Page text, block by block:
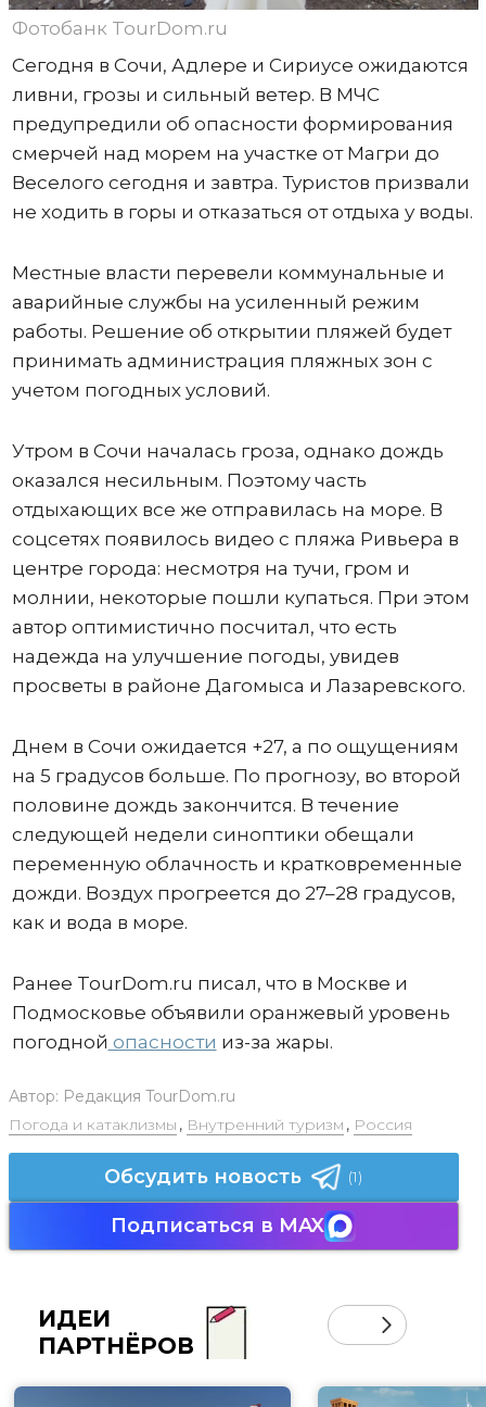
Фотобанк TourDom.ru
Сегодня в Сочи, Адлере и Сириусе ожидаются
ливни, грозы и сильный ветер. В МЧС
предупредили об опасности формирования
смерчей над морем на участке от Магри до
Веселого сегодня и завтра. Туристов призвали
не ходить в горы и отказаться от отдыха у воды.
Местные власти перевели коммунальные и
аварийные службы на усиленный режим
работы. Решение об открытии пляжей будет
принимать администрация пляжных зон с
учетом погодных условий.
Утром в Сочи началась гроза, однако дождь
оказался несильным. Поэтому часть
отдыхающих все же отправилась на море. В
соцсетях появилось видео с пляжа Ривьера в
центре города: несмотря на тучи, гром и
молнии, некоторые пошли купаться. При этом
автор оптимистично посчитал, что есть
надежда на улучшение погоды, увидев
просветы в районе Дагомыса и Лазаревского.
Днем в Сочи ожидается +27, а по ощущениям
на 5 градусов больше. По прогнозу, во второй
половине дождь закончится. В течение
следующей недели синоптики обещали
переменную облачность и кратковременные
дожди. Воздух прогреется до 27–28 градусов,
как и вода в море.
Ранее TourDom.ru писал, что в Москве и
Подмосковье объявили оранжевый уровень
погодной опасности из-за жары.
Автор: Редакция TourDom.ru
Погода и катаклизмы , Внутренний туризм , Россия
Обсудить новость (1)
Подписаться в MAX
ИДЕИ
ПАРТНЁРОВ